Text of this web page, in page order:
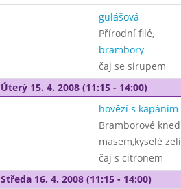
gulášová
Přírodní filé,
brambory
čaj se sirupem
Úterý 15. 4. 2008 (11:15 - 14:00)
hovězí s kapáním
Bramborové
masem,kyselé zelí
čaj s citronem
Středa 16. 4. 2008 (11:15 - 14:00)